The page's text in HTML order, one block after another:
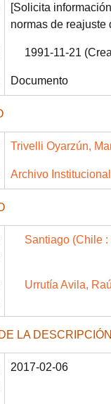
[Solicita
normas de reajuste
1991-11-21
Documento
Trivelli Oyarzún,
Archivo
Santiago (Chile
Urrutía Avila, Raúl
LA DESCRIPCIÓN
2017-02-06